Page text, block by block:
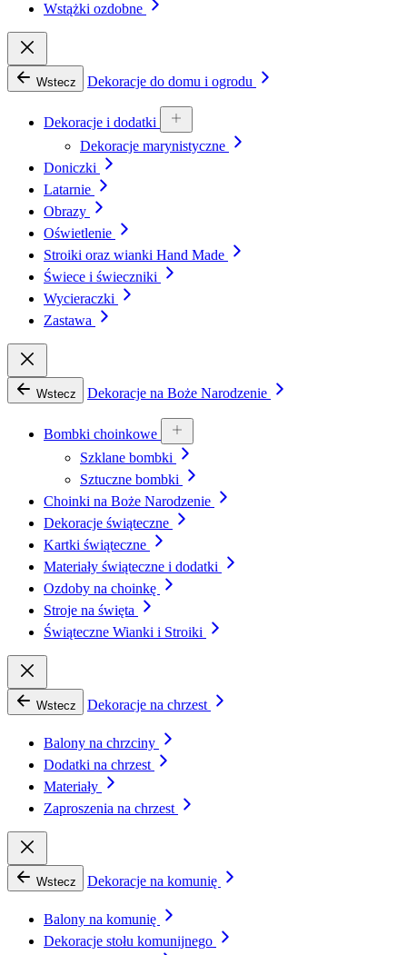
Wstążki ozdobne
Wstecz Dekoracje do domu i ogrodu
Dekoracje i dodatki
Dekoracje marynistyczne
Doniczki
Latarnie
Obrazy
Oświetlenie
Stroiki oraz wianki Hand Made
Świece i świeczniki
Wycieraczki
Zastawa
Wstecz Dekoracje na Boże Narodzenie
Bombki choinkowe
Szklane bombki
Sztuczne bombki
Choinki na Boże Narodzenie
Dekoracje świąteczne
Kartki świąteczne
Materiały świąteczne i dodatki
Ozdoby na choinkę
Stroje na święta
Świąteczne Wianki i Stroiki
Wstecz Dekoracje na chrzest
Balony na chrzciny
Dodatki na chrzest
Materiały
Zaproszenia na chrzest
Wstecz Dekoracje na komunię
Balony na komunię
Dekoracje stołu komunijnego